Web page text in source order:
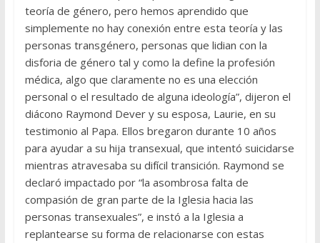
teoría de género, pero hemos aprendido que
simplemente no hay conexión entre esta teoría y las
personas transgénero, personas que lidian con la
disforia de género tal y como la define la profesión
médica, algo que claramente no es una elección
personal o el resultado de alguna ideología”, dijeron el
diácono Raymond Dever y su esposa, Laurie, en su
testimonio al Papa. Ellos bregaron durante 10 años
para ayudar a su hija transexual, que intentó suicidarse
mientras atravesaba su difícil transición. Raymond se
declaró impactado por “la asombrosa falta de
compasión de gran parte de la Iglesia hacia las
personas transexuales”, e instó a la Iglesia a
replantearse su forma de relacionarse con estas